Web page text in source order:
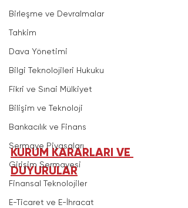
Birleşme ve Devralmalar
Tahkim
Dava Yönetimi
Bilgi Teknolojileri Hukuku
Fikri ve Sınai Mülkiyet
Bilişim ve Teknoloji
Bankacılık ve Finans
Sermaye Piyasaları
Girişim Sermayesi
Finansal Teknolojiler
E-Ticaret ve E-İhracat
KURUM KARARLARI VE
DUYURULAR